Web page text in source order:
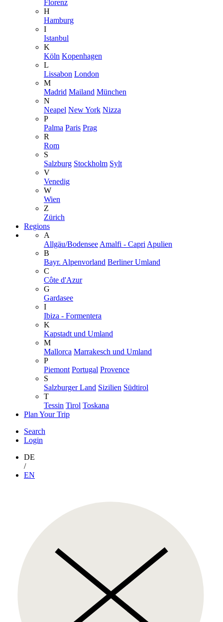
Florenz
H
Hamburg
I
Istanbul
K
Köln Kopenhagen
L
Lissabon London
M
Madrid Mailand München
N
Neapel New York Nizza
P
Palma Paris Prag
R
Rom
S
Salzburg Stockholm Sylt
V
Venedig
W
Wien
Z
Zürich
Regions
A
Allgäu/Bodensee Amalfi - Capri Apulien
B
Bayr. Alpenvorland Berliner Umland
C
Côte d'Azur
G
Gardasee
I
Ibiza - Formentera
K
Kapstadt und Umland
M
Mallorca Marrakesch und Umland
P
Piemont Portugal Provence
S
Salzburger Land Sizilien Südtirol
T
Tessin Tirol Toskana
Plan Your Trip
Search
Login
DE
/
EN